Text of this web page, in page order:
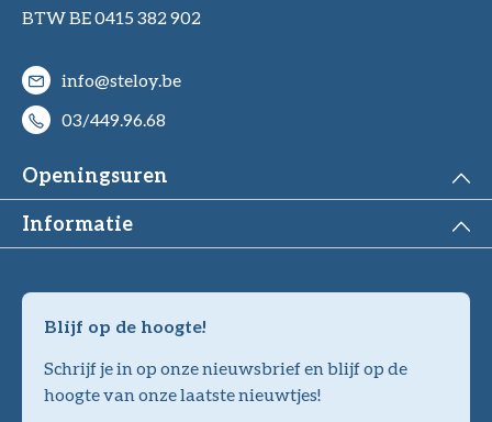
BTW BE 0415 382 902
info@steloy.be
03/449.96.68
Openingsuren
Informatie
Blijf op de hoogte!
Schrijf je in op onze nieuwsbrief en blijf op de
hoogte van onze laatste nieuwtjes!